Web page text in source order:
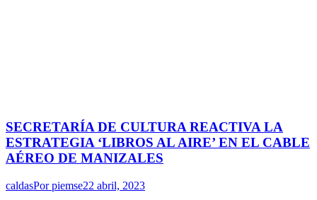
SECRETARÍA DE CULTURA REACTIVA LA
ESTRATEGIA ‘LIBROS AL AIRE’ EN EL CABLE
AÉREO DE MANIZALES
caldasPorpiemse22 abril, 2023